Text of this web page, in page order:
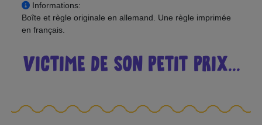
Informations:
Boîte et règle originale en allemand. Une règle imprimée
en français.
VICTIME DE SON PETIT PRIX...